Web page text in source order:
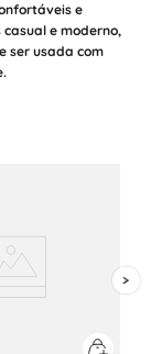
e
e moderno,
ser usada com